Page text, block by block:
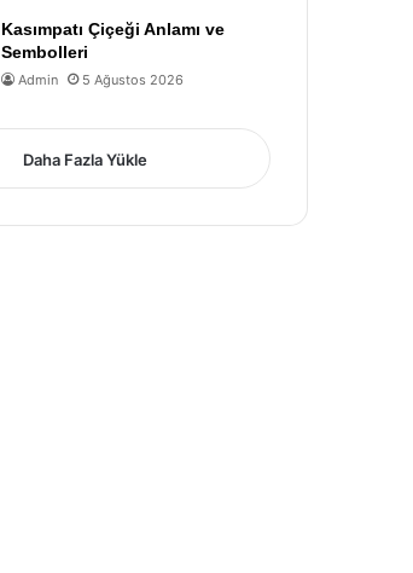
Kasımpatı Çiçeği Anlamı ve
Sembolleri
Admin 5 Ağustos 2026
Daha Fazla Yükle